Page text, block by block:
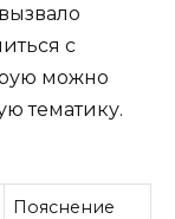
с
можно
тематику.
Пояснение